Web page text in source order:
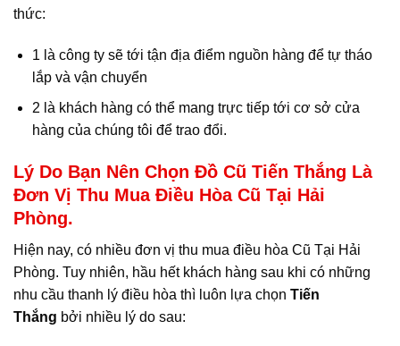
thức:
1 là công ty sẽ tới tận địa điểm nguồn hàng để tự tháo
lắp và vận chuyển
2 là khách hàng có thể mang trực tiếp tới cơ sở cửa
hàng của chúng tôi để trao đổi.
Lý Do Bạn Nên Chọn Đồ Cũ Tiến Thắng Là
Đơn Vị Thu Mua Điều Hòa Cũ Tại Hải
Phòng.
Hiện nay, có nhiều đơn vị thu mua điều hòa Cũ Tại Hải
Phòng. Tuy nhiên, hầu hết khách hàng sau khi có những
nhu cầu thanh lý điều hòa thì luôn lựa chọn Tiến
Thắng bởi nhiều lý do sau: